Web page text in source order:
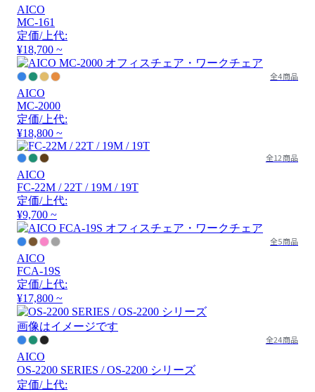
AICO
MC-161
定価/上代:
¥18,700 ~
全4商品
AICO
MC-2000
定価/上代:
¥18,800 ~
全12商品
AICO
FC-22M / 22T / 19M / 19T
定価/上代:
¥9,700 ~
全5商品
AICO
FCA-19S
定価/上代:
¥17,800 ~
画像はイメージです
全24商品
AICO
OS-2200 SERIES / OS-2200 シリーズ
定価/上代: